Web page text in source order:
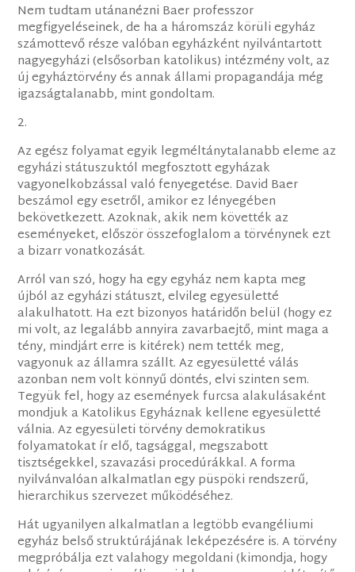
Nem tudtam utánanézni Baer professzor
megfigyeléseinek, de ha a háromszáz körüli egyház
számottevő része valóban egyházként nyilvántartott
nagyegyházi (elsősorban katolikus) intézmény volt, az
új egyháztörvény és annak állami propagandája még
igazságtalanabb, mint gondoltam.
2.
Az egész folyamat egyik legméltánytalanabb eleme az
egyházi státuszuktól megfosztott egyházak
vagyonelkobzással való fenyegetése. David Baer
beszámol egy esetről, amikor ez lényegében
bekövetkezett. Azoknak, akik nem követték az
eseményeket, először összefoglalom a törvénynek ezt
a bizarr vonatkozását.
Arról van szó, hogy ha egy egyház nem kapta meg
újból az egyházi státuszt, elvileg egyesületté
alakulhatott. Ha ezt bizonyos határidőn belül (hogy ez
mi volt, az legalább annyira zavarbaejtő, mint maga a
tény, mindjárt erre is kitérek) nem tették meg,
vagyonuk az államra szállt. Az egyesületté válás
azonban nem volt könnyű döntés, elvi szinten sem.
Tegyük fel, hogy az események furcsa alakulásaként
mondjuk a Katolikus Egyháznak kellene egyesületté
válnia. Az egyesületi törvény demokratikus
folyamatokat ír elő, tagsággal, megszabott
tisztségekkel, szavazási procedúrákkal. A forma
nyilvánvalóan alkalmatlan egy püspöki rendszerű,
hierarchikus szervezet működéséhez.
Hát ugyanilyen alkalmatlan a legtöbb evangéliumi
egyház belső struktúrájának leképezésére is. A törvény
megpróbálja ezt valahogy megoldani (kimondja, hogy